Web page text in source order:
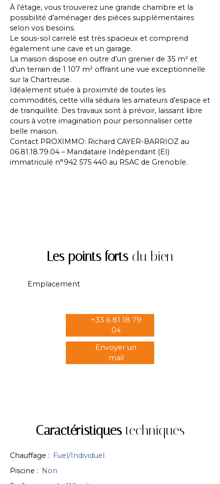
À l’étage, vous trouverez une grande chambre et la
possibilité d’aménager des pièces supplémentaires
selon vos besoins.
Le sous-sol carrelé est très spacieux et comprend
également une cave et un garage.
La maison dispose en outre d’un grenier de 35 m² et
d’un terrain de 1 107 m² offrant une vue exceptionnelle
sur la Chartreuse.
Idéalement située à proximité de toutes les
commodités, cette villa séduira les amateurs d’espace et
de tranquillité. Des travaux sont à prévoir, laissant libre
cours à votre imagination pour personnaliser cette
belle maison.
Contact PROXIMMO: Richard CAYER-BARRIOZ au
06.81.18.79.04 – Mandataire Indépendant (EI)
immatriculé n°942 575 440 au RSAC de Grenoble.
Les points forts du bien
Emplacement
+33 6 81 18 79
04
Envoyer un
mail
Caractéristiquestechniques
Chauffage : Fuel/Individuel
Piscine : Non